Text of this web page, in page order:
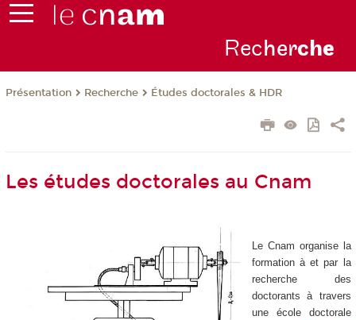
Recherche
Présentation Recherche Études doctorales & HDR
Les études doctorales au Cnam
Le Cnam organise la
formation à et par la
recherche des
doctorants à travers
une école doctorale